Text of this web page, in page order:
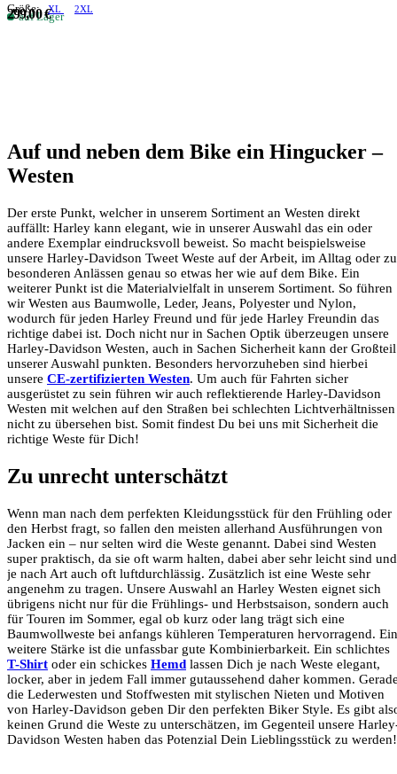
Größe: XL 2XL
auf Lager
299,00 €
Auf und neben dem Bike ein Hingucker –
Westen
Der erste Punkt, welcher in unserem Sortiment an Westen direkt
auffällt: Harley kann elegant, wie in unserer Auswahl das ein oder
andere Exemplar eindrucksvoll beweist. So macht beispielsweise
unsere Harley-Davidson Tweet Weste auf der Arbeit, im Alltag oder zu
besonderen Anlässen genau so etwas her wie auf dem Bike. Ein
weiterer Punkt ist die Materialvielfalt in unserem Sortiment. So führen
wir Westen aus Baumwolle, Leder, Jeans, Polyester und Nylon,
wodurch für jeden Harley Freund und für jede Harley Freundin das
richtige dabei ist. Doch nicht nur in Sachen Optik überzeugen unsere
Harley-Davidson Westen, auch in Sachen Sicherheit kann der Großteil
unserer Auswahl punkten. Besonders hervorzuheben sind hierbei
unsere CE-zertifizierten Westen. Um auch für Fahrten sicher
ausgerüstet zu sein führen wir auch reflektierende Harley-Davidson
Westen mit welchen auf den Straßen bei schlechten Lichtverhältnissen
nicht zu übersehen bist. Somit findest Du bei uns mit Sicherheit die
richtige Weste für Dich!
Zu unrecht unterschätzt
Wenn man nach dem perfekten Kleidungsstück für den Frühling oder
den Herbst fragt, so fallen den meisten allerhand Ausführungen von
Jacken ein – nur selten wird die Weste genannt. Dabei sind Westen
super praktisch, da sie oft warm halten, dabei aber sehr leicht sind und
je nach Art auch oft luftdurchlässig. Zusätzlich ist eine Weste sehr
angenehm zu tragen. Unsere Auswahl an Harley Westen eignet sich
übrigens nicht nur für die Frühlings- und Herbstsaison, sondern auch
für Touren im Sommer, egal ob kurz oder lang trägt sich eine
Baumwollweste bei anfangs kühleren Temperaturen hervorragend.
weitere Stärke ist die unfassbar gute Kombinierbarkeit. Ein schlichtes
T-Shirt oder ein schickes Hemd lassen Dich je nach Weste elegant,
locker, aber in jedem Fall immer gutaussehend daher kommen.
die Lederwesten und Stoffwesten mit stylischen Nieten und Motiven
von Harley-Davidson geben Dir den perfekten Biker Style. Es gibt
keinen Grund die Weste zu unterschätzen, im Gegenteil unsere
Davidson Westen haben das Potenzial Dein Lieblingsstück zu werden!